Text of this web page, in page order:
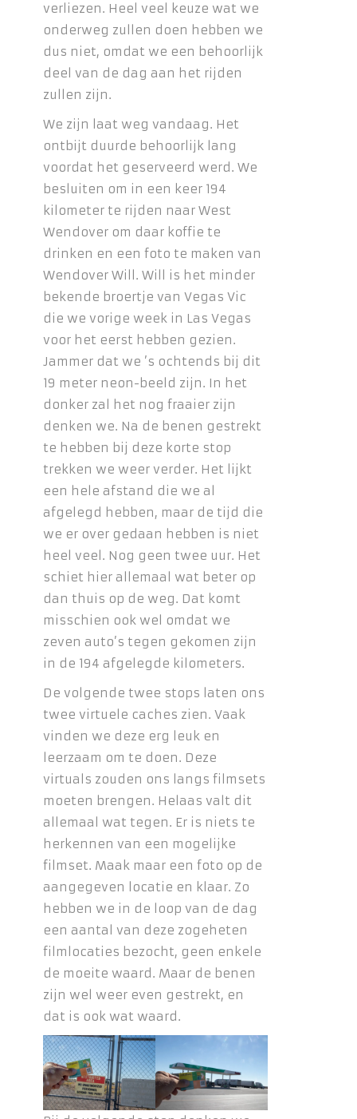
verliezen. Heel veel keuze wat we
onderweg zullen doen hebben we
dus niet, omdat we een behoorlijk
deel van de dag aan het rijden
zullen zijn.
We zijn laat weg vandaag. Het
ontbijt duurde behoorlijk lang
voordat het geserveerd werd. We
besluiten om in een keer 194
kilometer te rijden naar West
Wendover om daar koffie te
drinken en een foto te maken van
Wendover Will. Will is het minder
bekende broertje van Vegas Vic
die we vorige week in Las Vegas
voor het eerst hebben gezien.
Jammer dat we ’s ochtends bij dit
19 meter neon-beeld zijn. In het
donker zal het nog fraaier zijn
denken we. Na de benen gestrekt
te hebben bij deze korte stop
trekken we weer verder. Het lijkt
een hele afstand die we al
afgelegd hebben, maar de tijd die
we er over gedaan hebben is niet
heel veel. Nog geen twee uur. Het
schiet hier allemaal wat beter op
dan thuis op de weg. Dat komt
misschien ook wel omdat we
zeven auto’s tegen gekomen zijn
in de 194 afgelegde kilometers.
De volgende twee stops laten ons
twee virtuele caches zien. Vaak
vinden we deze erg leuk en
leerzaam om te doen. Deze
virtuals zouden ons langs filmsets
moeten brengen. Helaas valt dit
allemaal wat tegen. Er is niets te
herkennen van een mogelijke
filmset. Maak maar een foto op de
aangegeven locatie en klaar. Zo
hebben we in de loop van de dag
een aantal van deze zogeheten
filmlocaties bezocht, geen enkele
de moeite waard. Maar de benen
zijn wel weer even gestrekt, en
dat is ook wat waard.